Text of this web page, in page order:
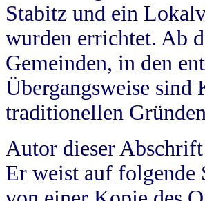
Stabitz und ein
wurden errichtet. Ab
Gemeinden, in den
Übergangsweise sind
traditionellen
Autor dieser
Er weist auf folgende